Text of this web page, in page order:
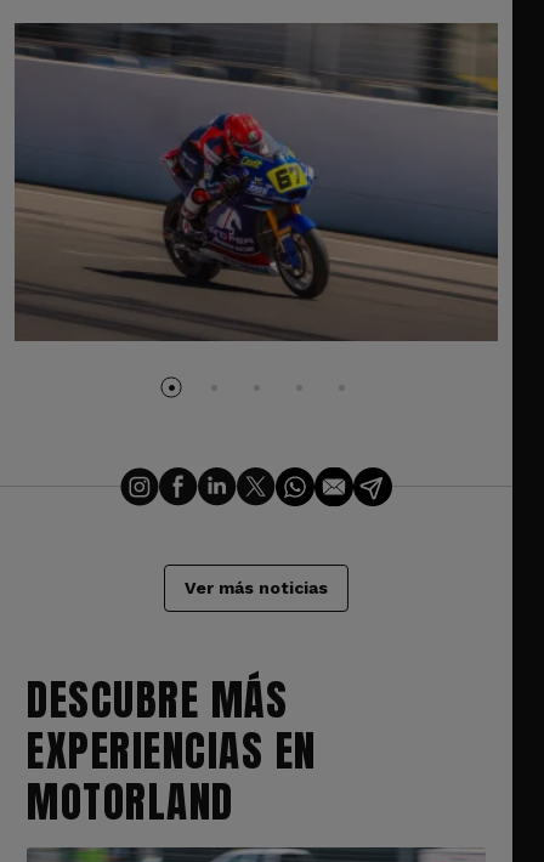
Ver más noticias
DESCUBRE MÁS
EXPERIENCIAS EN
MOTORLAND